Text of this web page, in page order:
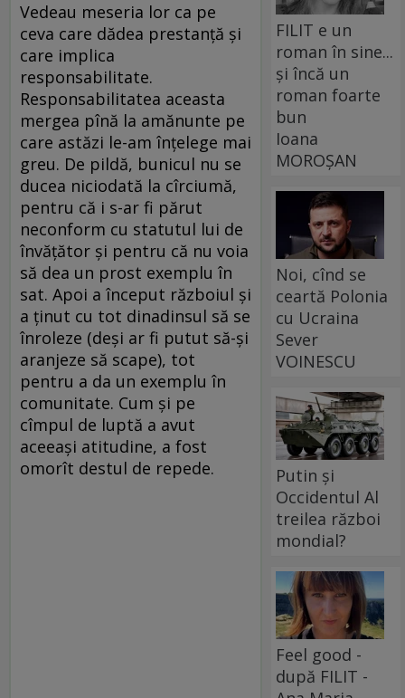
Vedeau meseria lor ca pe
ceva care dădea prestanţă şi
care implica
responsabilitate.
Responsabilitatea aceasta
mergea pînă la amănunte pe
care astăzi le-am înţelege mai
greu. De pildă, bunicul nu se
ducea niciodată la cîrciumă,
pentru că i s-ar fi părut
neconform cu statutul lui de
învăţător şi pentru că nu voia
să dea un prost exemplu în
sat. Apoi a început războiul şi
a ţinut cu tot dinadinsul să se
înroleze (deşi ar fi putut să-şi
aranjeze să scape), tot
pentru a da un exemplu în
comunitate. Cum şi pe
cîmpul de luptă a avut
aceeaşi atitudine, a fost
omorît destul de repede.
FILIT e un
roman în sine...
și încă un
roman foarte
bun
Ioana
MOROȘAN
Noi, cînd se
ceartă Polonia
cu Ucraina
Sever
VOINESCU
Putin și
Occidentul Al
treilea război
mondial?
Feel good -
după FILIT -